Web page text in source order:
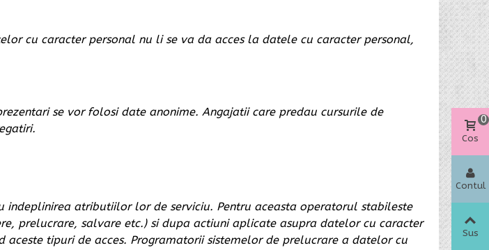
cu caracter personal nu li se va da acces la datele cu caracter personal,
se vor folosi date anonime. Angajatii care predau cursurile de
indeplinirea atributiilor lor de serviciu. Pentru aceasta operatorul stabileste
prelucrare, salvare etc.) si dupa actiuni aplicate asupra datelor cu caracter
tipuri de acces. Programatorii sistemelor de prelucrare a datelor cu
Cos
0
Contul
Sus